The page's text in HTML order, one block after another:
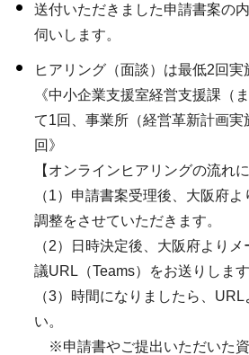
送付いただきました申請書案の
伺いします。
ヒアリング（面談）は最低2回実
《中小企業支援室経営支援課（
て1回、事業所（経営革新計画
回》
【オンラインヒアリングの流れに
（1）申請書案受理後、大阪府
調整をさせていただきます。
（2）日時決定後、大阪府より
議URL（Teams）をお送りします
（3）時間になりましたら、
い。
※申請書やご提出いただいた